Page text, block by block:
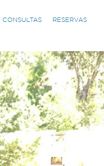
CONSULTAS RESERVAS